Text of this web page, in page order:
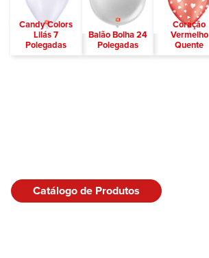
Candy Colors
Lilás 7
Polegadas
Balão Bolha 24
Polegadas
Coração
Vermelho
Quente
Catálogo de Produtos